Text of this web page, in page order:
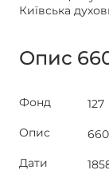
Київська
Опис
Фонд
127
Опис
660
Дати